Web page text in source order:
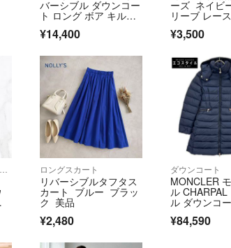
バーシブル ダウンコー
ト ロング ボア キルテ
ィング
¥14,400
ーズ ネイビ
リーブ レー
ラウス 半袖
¥3,500
ロングスカート
リバーシブルタフタス
カート ブルー ブラッ
ク 美品
¥2,480
ダウンコート
MONCLER
ル
ル ダウンコ
¥84,590